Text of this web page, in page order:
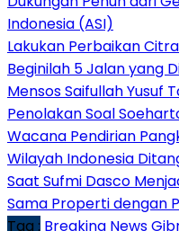
Indonesia (ASI)
Lakukan Perbaikan
Beginilah 5 Jalan yang
Mensos Saifullah Yusuf
Penolakan Soal
Wacana Pendirian
Wilayah Indonesia
Saat Sufmi Dasco
Sama Properti dengan
Tag : Breaking News